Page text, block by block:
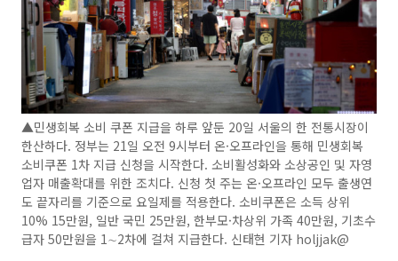
▲민생회복 소비 쿠폰 지급을 하루 앞둔 20일 서울의 한 전통시장이
한산하다. 정부는 21일 오전 9시부터 온·오프라인을 통해 민생회복
소비쿠폰 1차 지급 신청을 시작한다. 소비활성화와 소상공인 및 자영
업자 매출확대를 위한 조치다. 신청 첫 주는 온·오프라인 모두 출생연
도 끝자리를 기준으로 요일제를 적용한다. 소비쿠폰은 소득 상위
10% 15만원, 일반 국민 25만원, 한부모·차상위 가족 40만원, 기초수
급자 50만원을 1∼2차에 걸쳐 지급한다. 신태현 기자 holjjak@